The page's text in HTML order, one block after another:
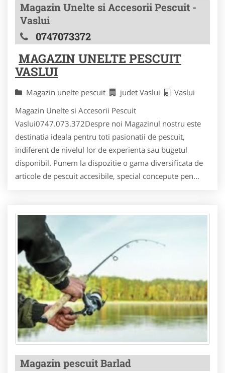
Magazin Unelte si Accesorii Pescuit -
Vaslui
0747073372
MAGAZIN UNELTE PESCUIT
VASLUI
Magazin unelte pescuit judet Vaslui
Vaslui
Magazin Unelte si Accesorii Pescuit
Vaslui0747.073.372Despre noi Magazinul nostru este
destinatia ideala pentru toti pasionatii de pescuit,
indiferent de nivelul lor de experienta sau bugetul
disponibil. Punem la dispozitie o gama diversificata de
articole de pescuit accesibile, special concepute pen...
Magazin pescuit Barlad